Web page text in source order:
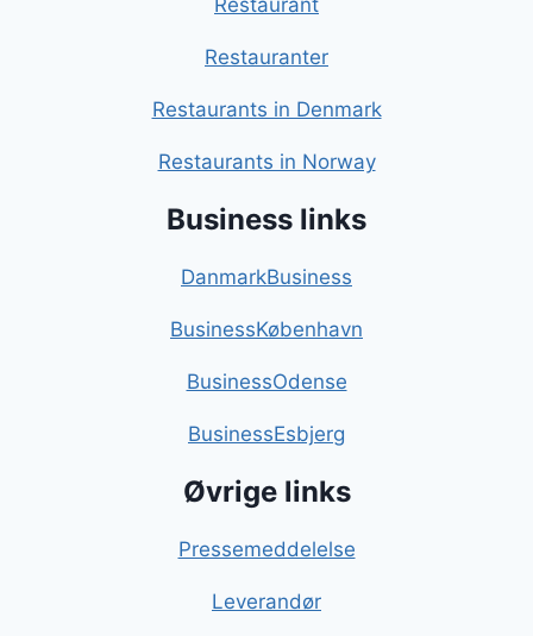
Restaurant
Restauranter
Restaurants in Denmark
Restaurants in Norway
Business links
DanmarkBusiness
BusinessKøbenhavn
BusinessOdense
BusinessEsbjerg
Øvrige links
Pressemeddelelse
Leverandør